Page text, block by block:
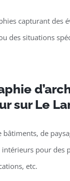
capturant des
des situations
sur Le
bâtiments, de
intérieurs pour
etc.